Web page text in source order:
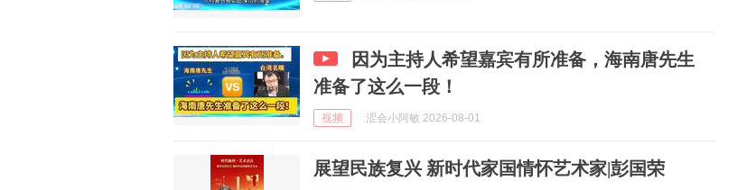
因为主持人希望嘉宾有所准备，海南唐先生
准备了这么一段！
视频 涩会小阿敏 2026-08-01
展望民族复兴 新时代家国情怀艺术家|彭国荣